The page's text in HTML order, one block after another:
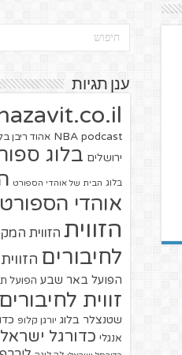
ענן תגיות
NBA podcast אהוד ריבן
ירושלים בלוג
בלוג הבית של אוהדי הספורט
אוהדי
הזווית הזווית
לחיבורים
הפועל באר שבע הפועל
זווית לחיבורים
שטנצלר בלוג יורגן קלופ
אנגלי כדורגל